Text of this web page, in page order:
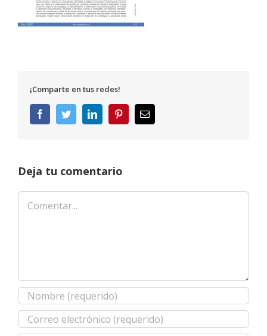
¡Comparte en tus redes!
FacebookTwitterLinkedInPinterestCorreo
electrónico
Deja tu comentario
Comentar